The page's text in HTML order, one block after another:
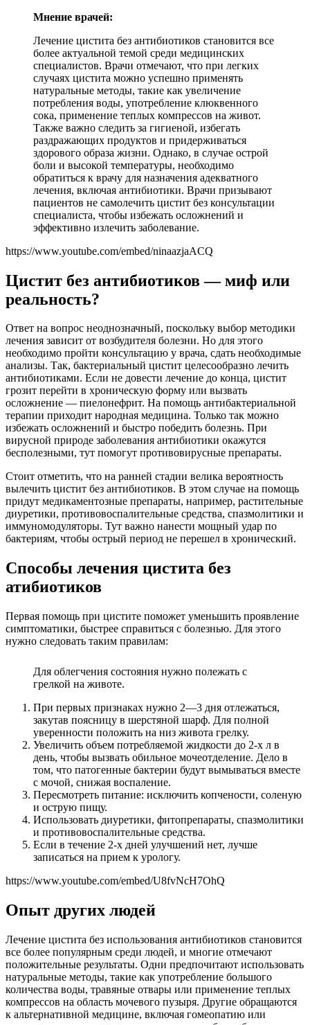
Мнение врачей:
Лечение цистита без антибиотиков становится все
более актуальной темой среди медицинских
специалистов. Врачи отмечают, что при легких
случаях цистита можно успешно применять
натуральные методы, такие как увеличение
потребления воды, употребление клюквенного
сока, применение теплых компрессов на живот.
Также важно следить за гигиеной, избегать
раздражающих продуктов и придерживаться
здорового образа жизни. Однако, в случае острой
боли и высокой температуры, необходимо
обратиться к врачу для назначения адекватного
лечения, включая антибиотики. Врачи призывают
пациентов не самолечить цистит без консультации
специалиста, чтобы избежать осложнений и
эффективно излечить заболевание.
https://www.youtube.com/embed/ninaazjaACQ
Цистит без антибиотиков — миф или
реальность?
Ответ на вопрос неоднозначный, поскольку выбор методики
лечения зависит от возбудителя болезни. Но для этого
необходимо пройти консультацию у врача, сдать необходимые
анализы. Так, бактериальный цистит целесообразно лечить
антибиотиками. Если не довести лечение до конца, цистит
грозит перейти в хроническую форму или вызвать
осложнение — пиелонефрит. На помощь антибактериальной
терапии приходит народная медицина. Только так можно
избежать осложнений и быстро победить болезнь. При
вирусной природе заболевания антибиотики окажутся
бесполезными, тут помогут противовирусные препараты.
Стоит отметить, что на ранней стадии велика вероятность
вылечить цистит без антибиотиков. В этом случае на помощь
придут медикаментозные препараты, например, растительные
диуретики, противовоспалительные средства, спазмолитики и
иммуномодуляторы. Тут важно нанести мощный удар по
бактериям, чтобы острый период не перешел в хронический.
Способы лечения цистита без
атибиотиков
Первая помощь при цистите поможет уменьшить проявление
симптоматики, быстрее справиться с болезнью. Для этого
нужно следовать таким правилам:
Для облегчения состояния нужно полежать с
грелкой на животе.
При первых признаках нужно 2—3 дня отлежаться,
закутав поясницу в шерстяной шарф. Для полной
уверенности положить на низ живота грелку.
Увеличить объем потребляемой жидкости до 2-х л в
день, чтобы вызвать обильное мочеотделение. Дело в
том, что патогенные бактерии будут вымываться вместе
с мочой, снижая воспаление.
Пересмотреть питание: исключить копчености, соленую
и острую пищу.
Использовать диуретики, фитопрепараты, спазмолитики
и противовоспалительные средства.
Если в течение 2-х дней улучшений нет, лучше
записаться на прием к урологу.
https://www.youtube.com/embed/U8fvNcH7OhQ
Опыт других людей
Лечение цистита без использования антибиотиков становится
все более популярным среди людей, и многие отмечают
положительные результаты. Одни предпочитают использовать
натуральные методы, такие как употребление большого
количества воды, травяные отвары или применение теплых
компрессов на область мочевого пузыря. Другие обращаются
к альтернативной медицине, включая гомеопатию или